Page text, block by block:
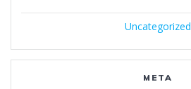
Uncategorized
META